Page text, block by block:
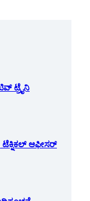
ಟ್ರೈನಿ
ಟೆಕ್ನಿಕಲ್ ಆಫೀಸರ್